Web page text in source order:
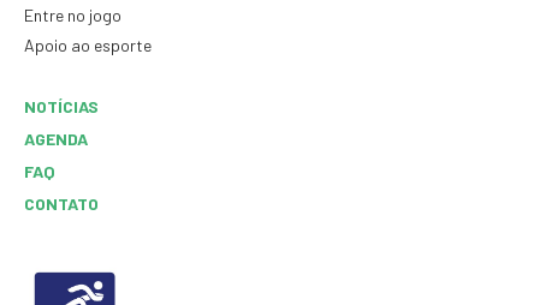
Entre no jogo
Apoio ao esporte
NOTÍCIAS
AGENDA
FAQ
CONTATO